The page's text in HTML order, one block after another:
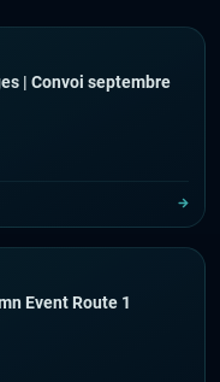
| Convoi septembre
Event Route 1